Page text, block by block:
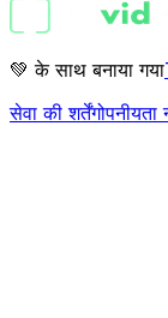
💚 के साथ बनाया गया
सेवा की शर्तेंगोपनीयता